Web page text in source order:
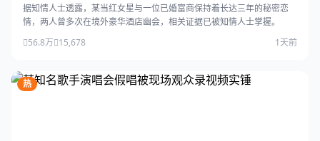
据知情人士透露，某当红女星与一位已婚富商保持着长达三年的秘密恋
情，两人曾多次在境外豪华酒店幽会，相关证据已被知情人士掌握。
56.8万 15,678 1天前
热